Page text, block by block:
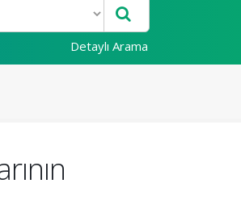
Detaylı Arama